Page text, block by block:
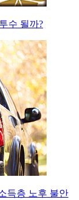
수 될까?
득층 노후 불안